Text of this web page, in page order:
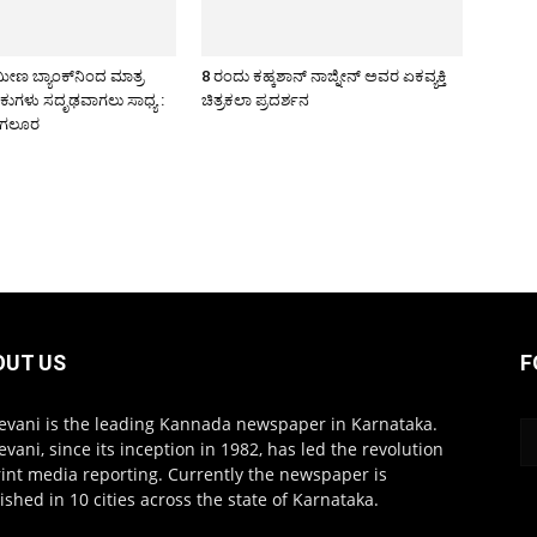
ಬ್ಯಾಂಕ್‍ನಿಂದ ಮಾತ್ರ
ಸದೃಢವಾಗಲು ಸಾಧ್ಯ :
8 ರಂದು ಕಹ್ಕಶಾನ್ ನಾಜ್ನೀನ್ ಅವರ ಏಕವ್ಯಕ್ತಿ
ಚಿತ್ರಕಲಾ ಪ್ರದರ್ಶನ
US
is the leading Kannada newspaper in Karnataka.
since its inception in 1982, has led the revolution
media reporting. Currently the newspaper is
in 10 cities across the state of Karnataka.